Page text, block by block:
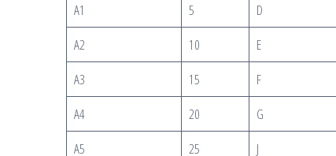
A1
5 D
A2
10 E
A3
15 F
A4
20 G
A5
25 J